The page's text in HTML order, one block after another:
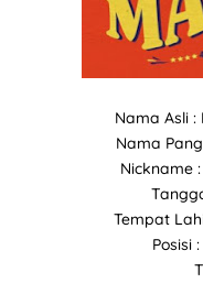
Nama Asli :
Nama
Nickname
Tempat
Posisi